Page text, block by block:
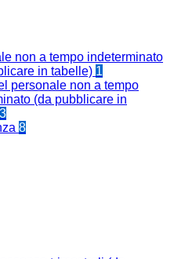
non a tempo indeterminato
in tabelle) 1
personale non a tempo
(da pubblicare in
3
8